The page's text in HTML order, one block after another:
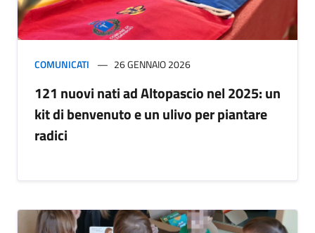
COMUNICATI 26 GENNAIO 2026
121 nuovi nati ad Altopascio nel 2025: un
kit di benvenuto e un ulivo per piantare
radici